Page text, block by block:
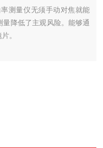
测量仪无须手动对焦就能
降低了主观风险。能够通
。